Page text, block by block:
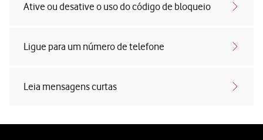
Ative ou desative o uso do código de bloqueio
Ligue para um número de telefone
Leia mensagens curtas